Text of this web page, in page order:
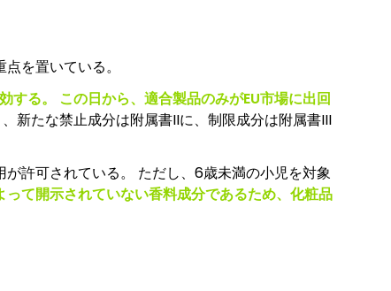
を置いている。
する。 この日から、適合製品のみがEU市場に出回
新たな禁止成分は附属書IIに、制限成分は附属書III
許可されている。 ただし、6歳未満の小児を対象
て開示されていない香料成分であるため、化粧品